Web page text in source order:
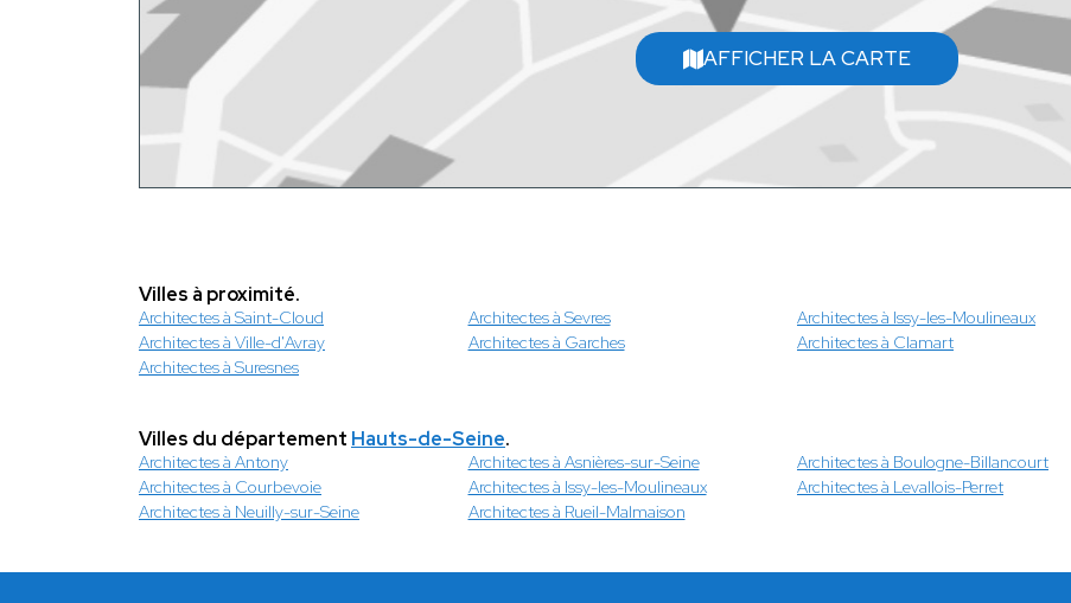
AFFICHER LA CARTE
Villes à proximité.
Architectes à Saint-Cloud Architectes à Sevres Architectes à Issy-les-Moulineaux
Architectes à Ville-d'Avray
Architectes à Garches Architectes à Clamart
Architectes à Suresnes
Villes du département Hauts-de-Seine.
Architectes à Antony Architectes à Asnières-sur-Seine Architectes à Boulogne-Billancourt
Architectes à Courbevoie
Architectes à Issy-les-Moulineaux Architectes à Levallois-Perret
Architectes à Neuilly-sur-Seine
Architectes à Rueil-Malmaison